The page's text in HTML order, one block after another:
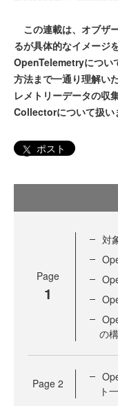
この連載は、オブザ
るが具体的なイメージ
OpenTelemetryについ
方法まで一通り理解い
レメトリーデータの収
Collectorについて扱い
ポスト
Page
1
対
の
Page 2
ト